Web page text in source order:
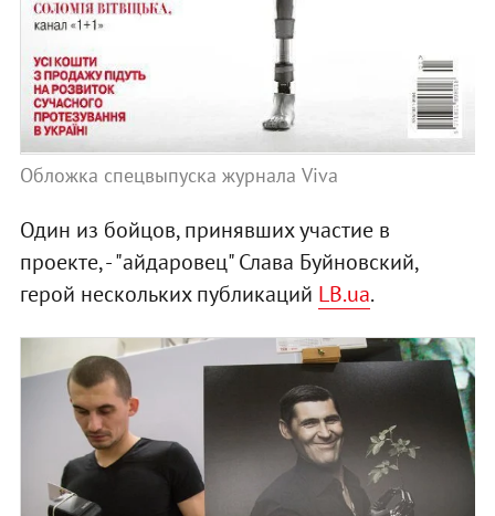
Обложка спецвыпуска журнала Viva
Один из бойцов, принявших участие в
проекте, - "айдаровец" Слава Буйновский,
герой нескольких публикаций LB.ua.